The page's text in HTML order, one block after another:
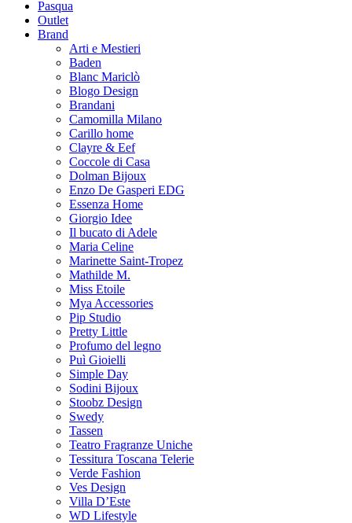
Pasqua
Outlet
Brand
Arti e Mestieri
Baden
Blanc Mariclò
Blogo Design
Brandani
Camomilla Milano
Carillo home
Clayre & Eef
Coccole di Casa
Dolman Bijoux
Enzo De Gasperi EDG
Essenza Home
Giorgio Idee
Il bucato di Adele
Maria Celine
Marinette Saint-Tropez
Mathilde M.
Miss Etoile
Mya Accessories
Pip Studio
Pretty Little
Profumo del legno
Puì Gioielli
Simple Day
Sodini Bijoux
Stoobz Design
Swedy
Tassen
Teatro Fragranze Uniche
Tessitura Toscana Telerie
Verde Fashion
Ves Design
Villa D’Este
WD Lifestyle